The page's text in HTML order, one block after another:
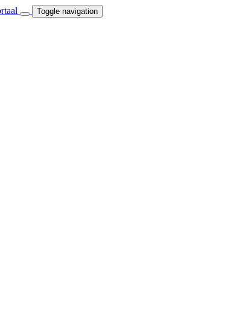
Toggle navigation